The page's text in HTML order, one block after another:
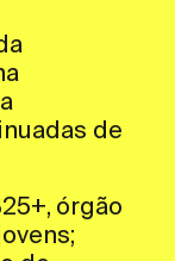
de
órgão